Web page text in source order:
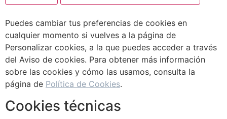
Puedes cambiar tus preferencias de cookies en
cualquier momento si vuelves a la página de
Personalizar cookies, a la que puedes acceder a través
del Aviso de cookies. Para obtener más información
sobre las cookies y cómo las usamos, consulta la
página de Política de Cookies.
Cookies técnicas